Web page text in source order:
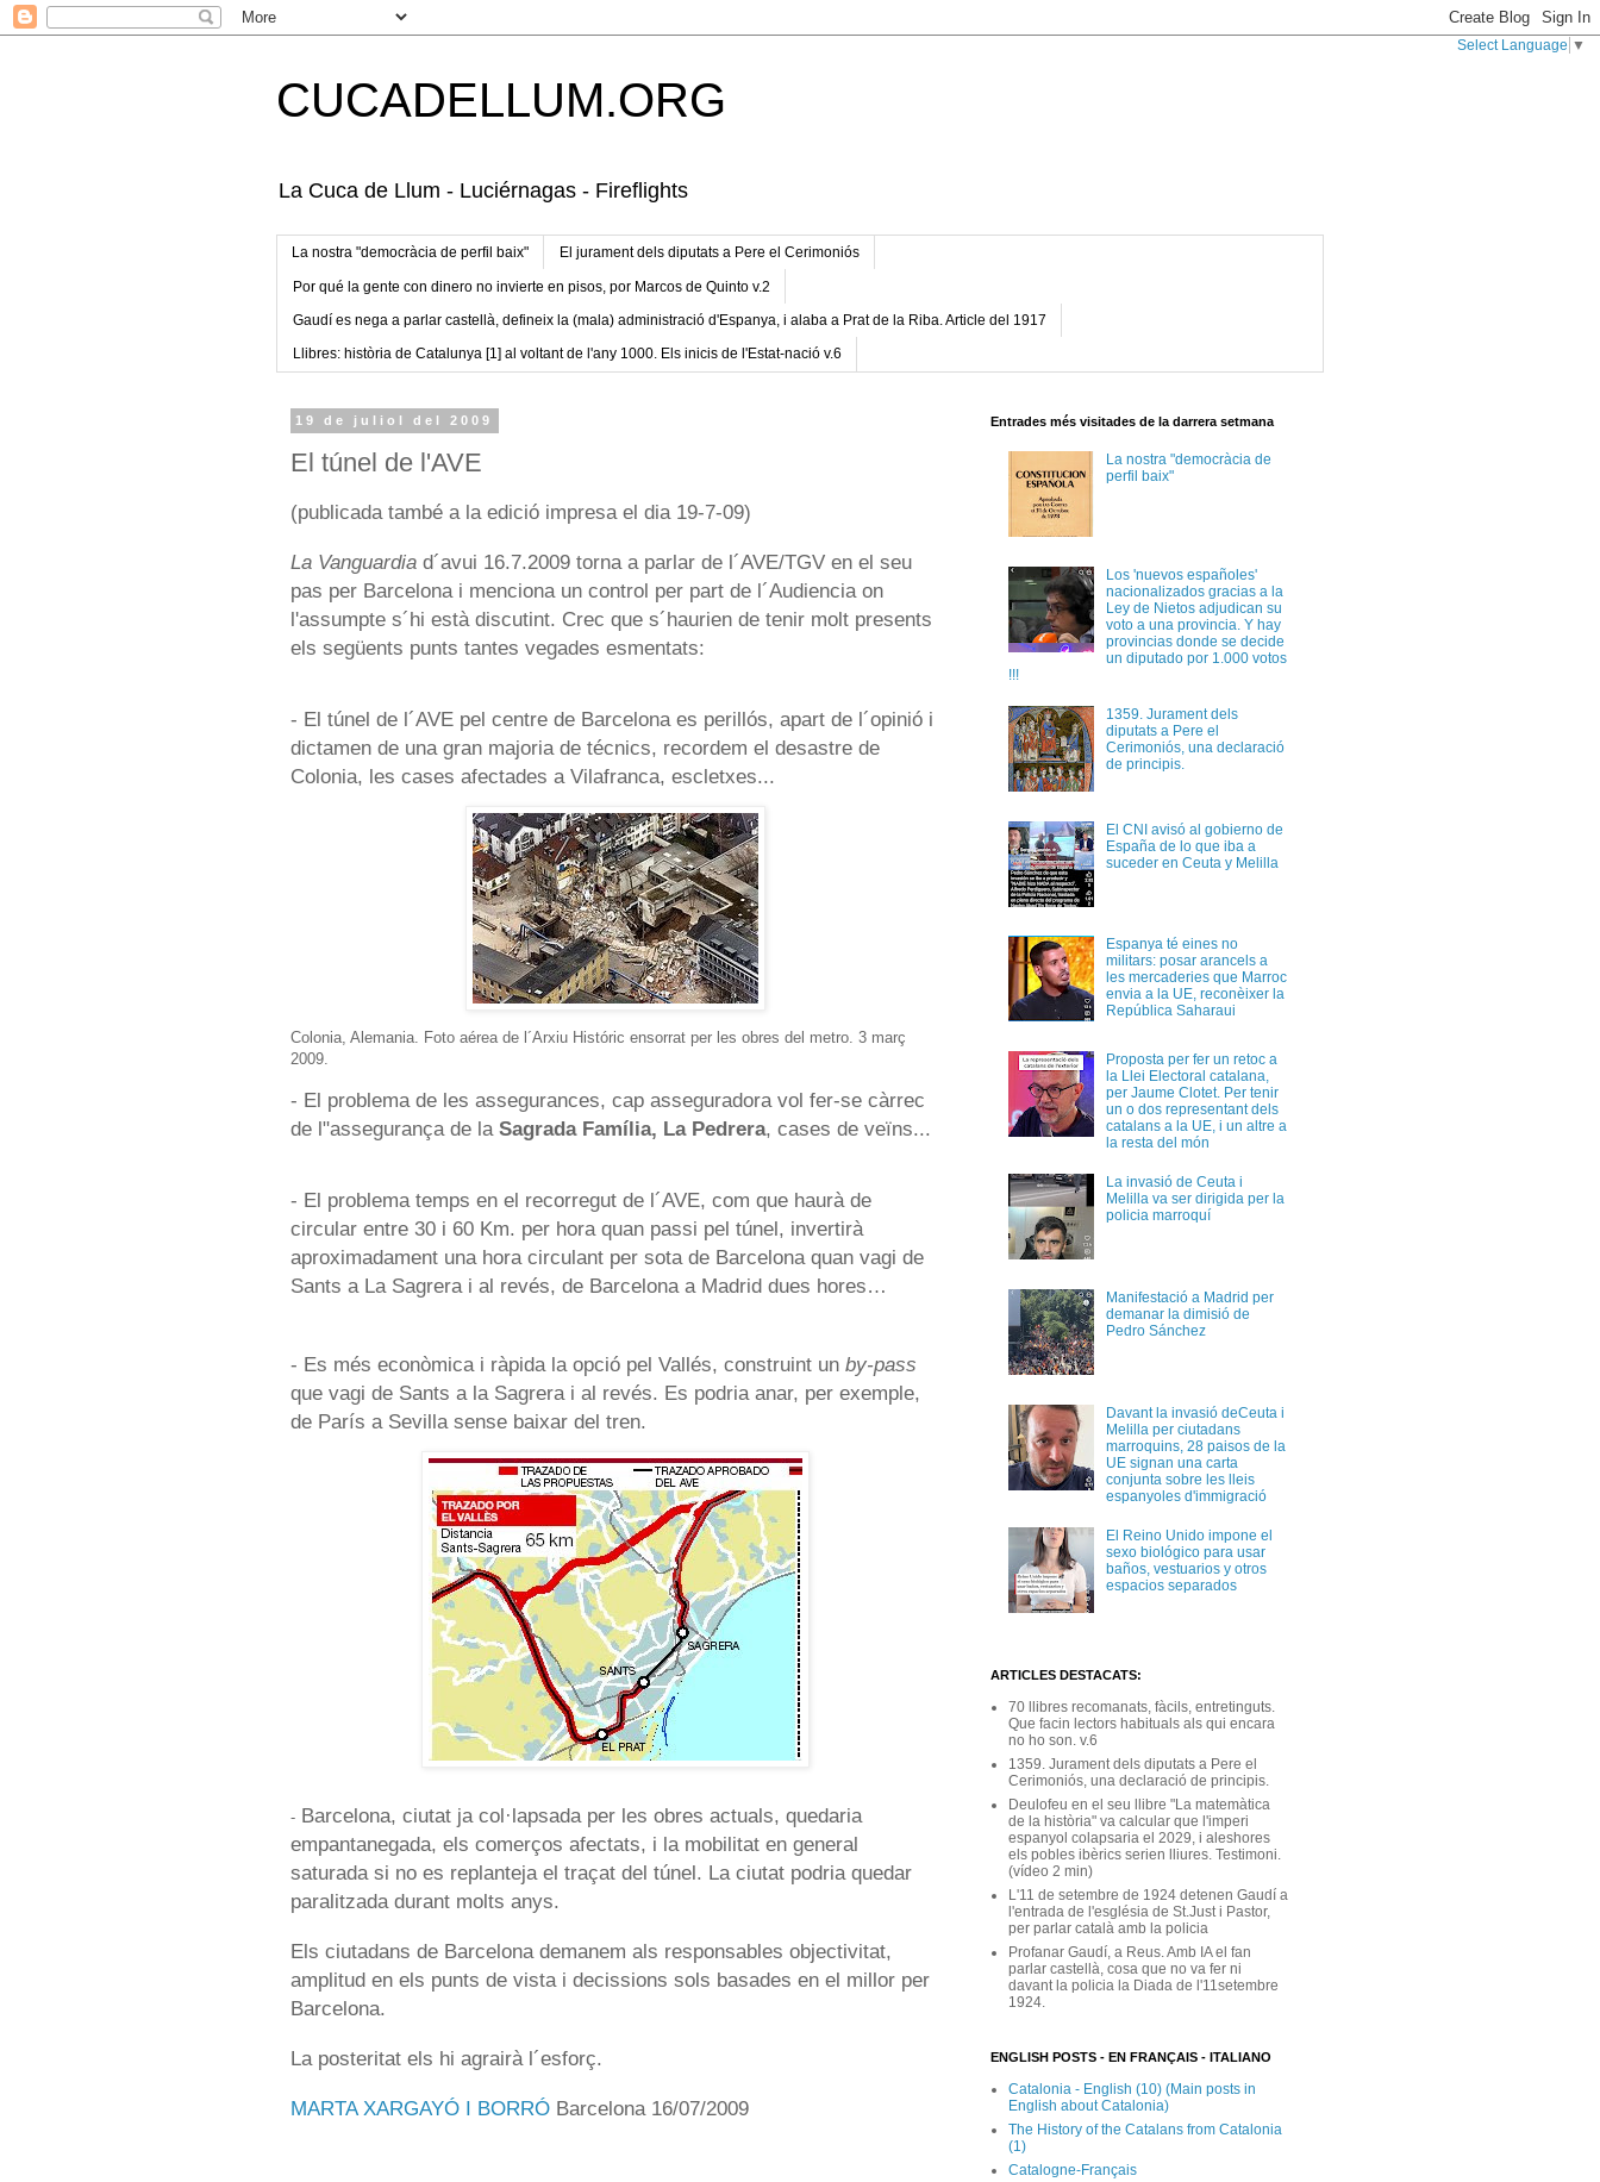
Select Language ▼
CUCADELLUM.ORG
La Cuca de Llum - Luciérnagas - Fireflights
La nostra "democràcia de perfil baix" El jurament dels diputats a Pere el Cerimoniós
Por qué la gente con dinero no invierte en pisos, por Marcos de Quinto v.2
Gaudí es nega a parlar castellà, defineix la (mala) administració d'Espanya, i alaba a Prat de la Riba. Article del 1917
Llibres: història de Catalunya [1] al voltant de l'any 1000. Els inicis de l'Estat-nació v.6
19 de juliol del 2009
El túnel de l'AVE
(publicada també a la edició impresa el dia 19-7-09)
La Vanguardia d´avui 16.7.2009 torna a parlar de l´AVE/TGV en el seu
pas per Barcelona i menciona un control per part de l´Audiencia on
l'assumpte s´hi està discutint. Crec que s´haurien de tenir molt presents
els següents punts tantes vegades esmentats:
- El túnel de l´AVE pel centre de Barcelona es perillós, apart de l´opinió i
dictamen de una gran majoria de técnics, recordem el desastre de
Colonia, les cases afectades a Vilafranca, escletxes...
Colonia, Alemania. Foto aérea de l´Arxiu Históric ensorrat per les obres del metro. 3 març
2009.
- El problema de les assegurances, cap asseguradora vol fer-se càrrec
de l"assegurança de la Sagrada Família, La Pedrera, cases de veïns...
- El problema temps en el recorregut de l´AVE, com que haurà de
circular entre 30 i 60 Km. per hora quan passi pel túnel, invertirà
aproximadament una hora circulant per sota de Barcelona quan vagi de
Sants a La Sagrera i al revés, de Barcelona a Madrid dues hores…
- Es més econòmica i ràpida la opció pel Vallés, construint un by-pass
que vagi de Sants a la Sagrera i al revés. Es podria anar, per exemple,
de París a Sevilla sense baixar del tren.
- Barcelona, ciutat ja col·lapsada per les obres actuals, quedaria
empantanegada, els comerços afectats, i la mobilitat en general
saturada si no es replanteja el traçat del túnel. La ciutat podria quedar
paralitzada durant molts anys.
Els ciutadans de Barcelona demanem als responsables objectivitat,
amplitud en els punts de vista i decissions sols basades en el millor per
Barcelona.
La posteritat els hi agrairà l´esforç.
MARTA XARGAYÓ I BORRÓ Barcelona 16/07/2009
Entrades més visitades de la darrera setmana
La nostra "democràcia de
perfil baix"
Los 'nuevos españoles'
nacionalizados gracias a la
Ley de Nietos adjudican su
voto a una provincia. Y hay
provincias donde se decide
un diputado por 1.000 votos
!!!
1359. Jurament dels
diputats a Pere el
Cerimoniós, una declaració
de principis.
El CNI avisó al gobierno de
España de lo que iba a
suceder en Ceuta y Melilla
Espanya té eines no
militars: posar arancels a
les mercaderies que Marroc
envia a la UE, reconèixer la
República Saharaui
Proposta per fer un retoc a
la Llei Electoral catalana,
per Jaume Clotet. Per tenir
un o dos representant dels
catalans a la UE, i un altre a
la resta del món
La invasió de Ceuta i
Melilla va ser dirigida per la
policia marroquí
Manifestació a Madrid per
demanar la dimisió de
Pedro Sánchez
Davant la invasió deCeuta i
Melilla per ciutadans
marroquins, 28 paisos de la
UE signan una carta
conjunta sobre les lleis
espanyoles d'immigració
El Reino Unido impone el
sexo biológico para usar
baños, vestuarios y otros
espacios separados
ARTICLES DESTACATS:
70 llibres recomanats, fàcils, entretinguts.
Que facin lectors habituals als qui encara
no ho son. v.6
1359. Jurament dels diputats a Pere el
Cerimoniós, una declaració de principis.
Deulofeu en el seu llibre "La matemàtica
de la història" va calcular que l'imperi
espanyol colapsaria el 2029, i aleshores
els pobles ibèrics serien lliures. Testimoni.
(vídeo 2 min)
L'11 de setembre de 1924 detenen Gaudí a
l'entrada de l'església de St.Just i Pastor,
per parlar català amb la policia
Profanar Gaudí, a Reus. Amb IA el fan
parlar castellà, cosa que no va fer ni
davant la policia la Diada de l'11setembre
1924.
ENGLISH POSTS - EN FRANÇAIS - ITALIANO
Catalonia - English (10) (Main posts in
English about Catalonia)
The History of the Catalans from Catalonia
(1)
Catalogne-Français